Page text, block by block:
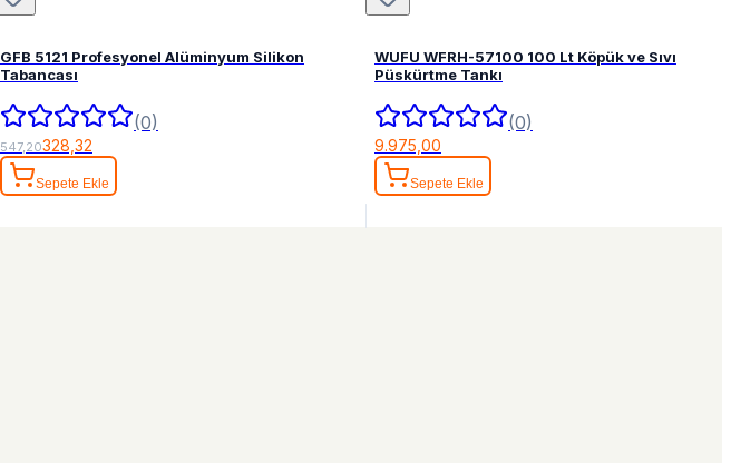
GFB 5121 Profesyonel Alüminyum Silikon
Tabancası
(0)
547,20328,32
Sepete Ekle
WUFU WFRH-57100 100 Lt Köpük ve Sıvı
Püskürtme Tankı
(0)
9.975,00
Sepete Ekle